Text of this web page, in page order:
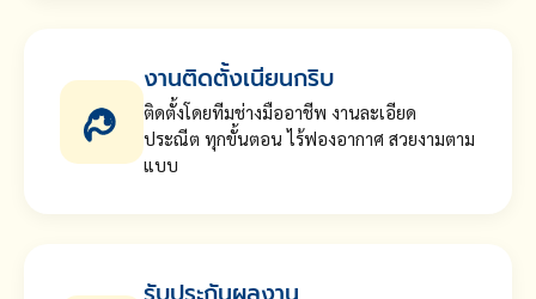
งานติดตั้งเนียนกริบ
ติดตั้งโดยทีมช่างมืออาชีพ งานละเอียด
ประณีต ทุกขั้นตอน ไร้ฟองอากาศ สวยงามตาม
แบบ